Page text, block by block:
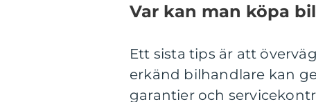
Var kan man köpa
Ett sista tips är att
erkänd bilhandlare kan
garantier och